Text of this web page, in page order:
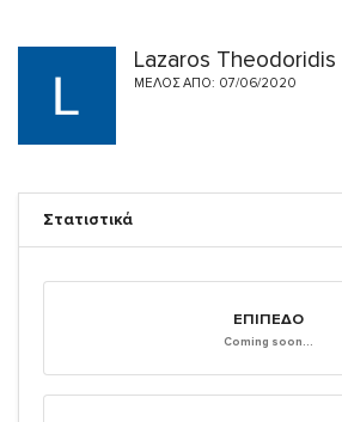
Lazaros Theodoridis
ΜΈΛΟΣ ΑΠΌ: 07/06/2020
Στατιστικά
ΕΠΊΠΕΔΟ
Coming soon...